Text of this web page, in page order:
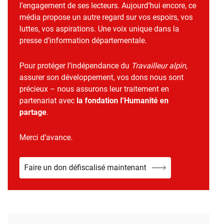
l’engagement de ses lecteurs. Aujourd’hui encore, ce
média propose un autre regard sur vos espoirs, vos
luttes, vos aspirations. Une voix unique dans la
presse d’information départementale.
Pour protéger l’indépendance du Travailleur alpin,
assurer son développement, vos dons nous sont
précieux – nous assurons leur traitement en
partenariat avec la fondation l’Humanité en
partage.
Merci d’avance.
Faire un don défiscalisé maintenant